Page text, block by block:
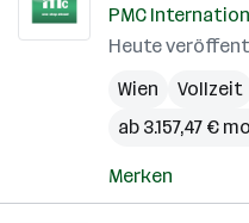
PMC
Heute
Wien
Vollzeit
ab 3.157,47 €
Merken